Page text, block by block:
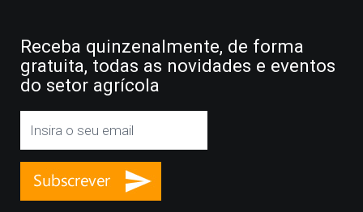
Receba quinzenalmente, de forma
gratuita, todas as novidades e eventos
do setor agrícola